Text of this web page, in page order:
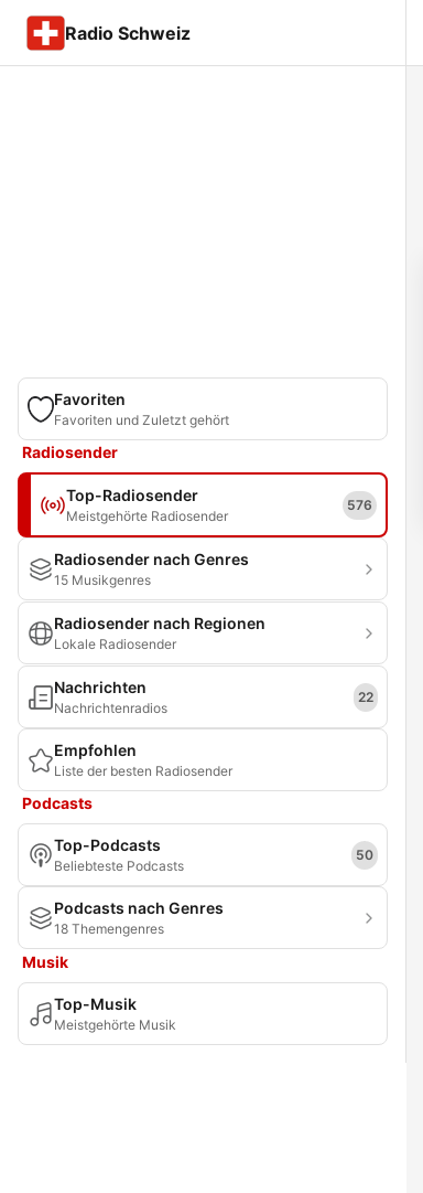
Radio Schweiz
Favoriten
Favoriten und Zuletzt gehört
Radiosender
Top-Radiosender
Meistgehörte Radiosender
576
Radiosender nach Genres
15 Musikgenres
Radiosender nach Regionen
Lokale Radiosender
Nachrichten
Nachrichtenradios
22
Empfohlen
Liste der besten Radiosender
Podcasts
Top-Podcasts
Beliebteste Podcasts
50
Podcasts nach Genres
18 Themengenres
Musik
Top-Musik
Meistgehörte Musik